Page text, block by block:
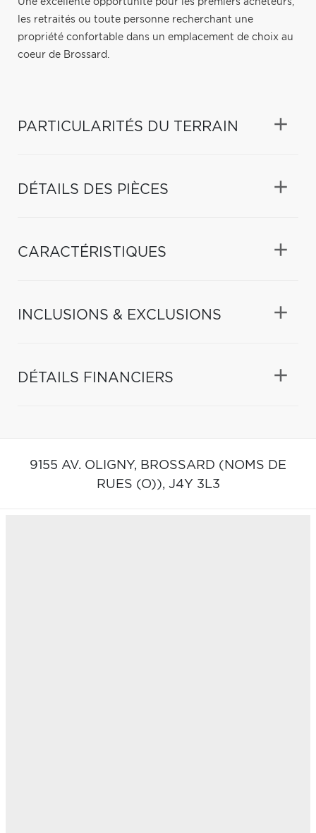
Une excellente opportunité pour les premiers acheteurs,
les retraités ou toute personne recherchant une
propriété confortable dans un emplacement de choix au
coeur de Brossard.
PARTICULARITÉS DU TERRAIN
DÉTAILS DES PIÈCES
CARACTÉRISTIQUES
INCLUSIONS & EXCLUSIONS
DÉTAILS FINANCIERS
9155 AV. OLIGNY, BROSSARD (NOMS DE
RUES (O)), J4Y 3L3